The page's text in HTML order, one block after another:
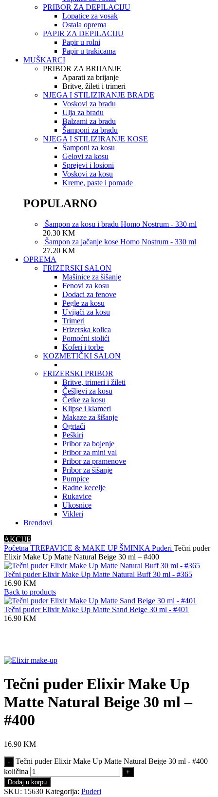
PRIBOR ZA DEPILACIJU
Lopatice za vosak
Ostala oprema
PAPIR ZA DEPILACIJU
Papir u rolni
Papir u trakicama
MUŠKARCI
PRIBOR ZA BRIJANJE
Aparati za brijanje
Britve, žileti i trimeri
NJEGA I STILIZIRANJE BRADE
Voskovi za bradu
Ulja za bradu
Balzami za bradu
Šamponi za bradu
NJEGA I STILIZIRANJE KOSE
Šamponi za kosu
Gelovi za kosu
Sprejevi i losioni
Voskovi za kosu
Kreme, paste i pomade
POPULARNO
Šampon za kosu i bradu Homo Nostrum - 330 ml
20.30 KM
Šampon za jačanje kose Homo Nostrum - 330 ml
27.20 KM
OPREMA
FRIZERSKI SALON
Mašinice za šišanje
Fenovi za kosu
Dodaci za fenove
Pegle za kosu
Uvijači za kosu
Trimeri
Frizerska kolica
Pomoćni stolići
Koferi i torbe
KOZMETIČKI SALON
FRIZERSKI PRIBOR
Britve, trimeri i žileti
Češljevi za kosu
Četke za kosu
Klipse i klameri
Makaze za šišanje
Ogrtači
Peškiri
Pribor za bojenje
Pribor za mini val
Pribor za pramenove
Pribor za šišanje
Pumpice
Radne kecelje
Rukavice
Ukosnice
Vikleri
Brendovi
AKCIJE
Početna TREPAVICE & MAKE UP ŠMINKA Puderi Tečni puder
Elixir Make Up Matte Natural Beige 30 ml – #400
Tečni puder Elixir Make Up Matte Natural Buff 30 ml - #365
16.90 KM
Back to products
Tečni puder Elixir Make Up Matte Sand Beige 30 ml - #401
16.90 KM
Tečni puder Elixir Make Up
Matte Natural Beige 30 ml –
#400
16.90 KM
Tečni puder Elixir Make Up Matte Natural Beige 30 ml - #400
količina
Dodaj u korpu
SKU: 15630 Kategorija: Puderi